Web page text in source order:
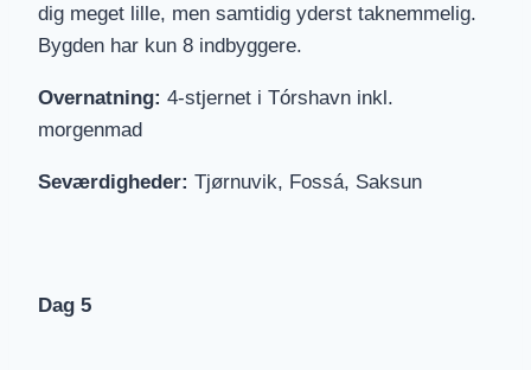
dig meget lille, men samtidig yderst taknemmelig.
Bygden har kun 8 indbyggere.
Overnatning: 4-stjernet i Tórshavn inkl.
morgenmad
Seværdigheder: Tjørnuvik, Fossá, Saksun
Dag 5